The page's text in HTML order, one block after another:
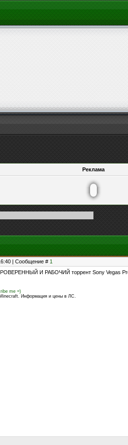
Реклама
| Сообщение # 1
И РАБОЧИЙ торрент Sony Vegas
me =)
Информация и цены в ЛС.